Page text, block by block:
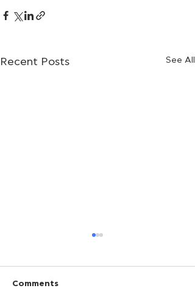
Recent Posts See All
Comments